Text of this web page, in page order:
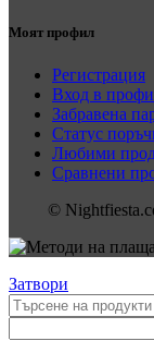
Моят профил
Регистрация
Вход в
Забравена
Статус
Любими
Сравнени
©
Затвори